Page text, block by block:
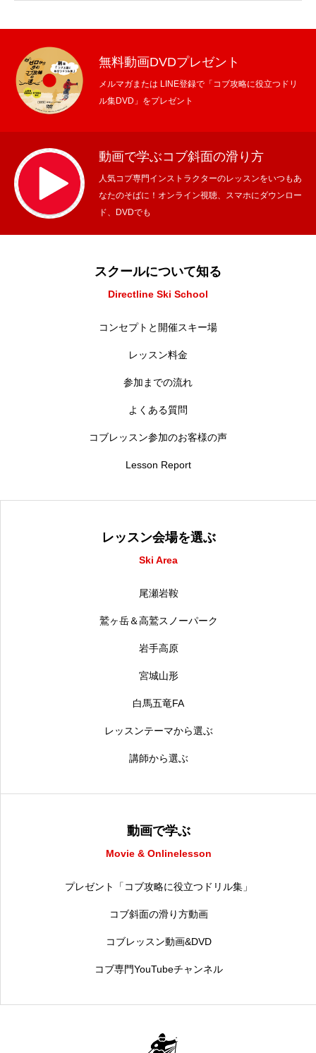
無料動画DVDプレゼント
メルマガまたは LINE登録で「コブ攻略に役立つドリ
ル集DVD」をプレゼント
動画で学ぶコブ斜面の滑り方
人気コブ専門インストラクターのレッスンをいつもあ
なたのそばに！オンライン視聴、スマホにダウンロー
ド、DVDでも
スクールについて知る
Directline Ski School
コンセプトと開催スキー場
レッスン料金
参加までの流れ
よくある質問
コブレッスン参加のお客様の声
Lesson Report
レッスン会場を選ぶ
Ski Area
尾瀬岩鞍
鷲ヶ岳＆高鷲スノーパーク
岩手高原
宮城山形
白馬五竜FA
レッスンテーマから選ぶ
講師から選ぶ
動画で学ぶ
Movie & Onlinelesson
プレゼント「コブ攻略に役立つドリル集」
コブ斜面の滑り方動画
コブレッスン動画&DVD
コブ専門YouTubeチャンネル